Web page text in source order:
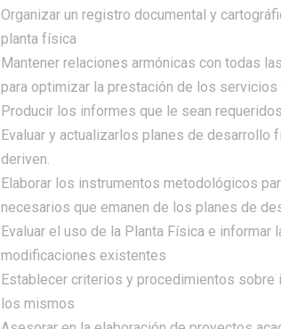
Organizar un registro documental y
planta física
Mantener relaciones armónicas con todas
para optimizar la prestación de los
Producir los informes que le sean
Evaluar y actualizarlos planes de
deriven.
Elaborar los instrumentos metodológicos
necesarios que emanen de los planes de
Evaluar el uso de la Planta Física e
modificaciones existentes
Establecer criterios y procedimientos
los mismos